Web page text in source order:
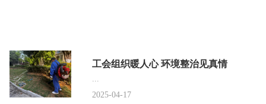
工会组织暖人心 环境整治见真情
...
2025-04-17